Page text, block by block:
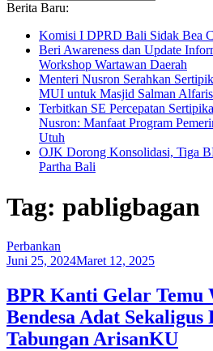
Berita Baru:
Komisi I DPRD Bali Sidak Bea
Beri Awareness dan Update
Workshop Wartawan Daerah
Menteri Nusron Serahkan
MUI untuk Masjid Salman
Terbitkan SE Percepatan
Nusron: Manfaat Program
Utuh
OJK Dorong Konsolidasi, Tiga
Partha Bali
Tag: pabligbagan
Perbankan
Juni 25, 2024Maret 12, 2025
BPR Kanti Gelar Temu
Bendesa Adat Sekaligus
Tabungan ArisanKU